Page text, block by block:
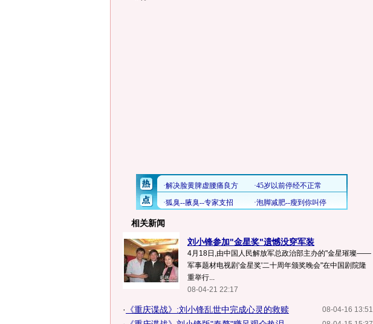
相关新闻
刘小锋参加"金星奖"遗憾没穿军装
4月18日,由中国人民解放军总政治部主办的"金星璀璨——
军事题材电视剧'金星奖'二十周年颁奖晚会"在中国剧院隆
重举行...
08-04-21 22:17
08-04-16 13:51
· 《重庆谍战》:刘小锋乱世中完成心灵的救赎